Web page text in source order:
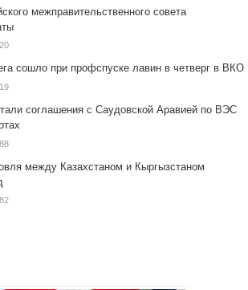
межправительственного совета
сошло при профспуске лавин в четверг в ВКО
соглашения с Саудовской Аравией по ВЭС
между Казахстаном и Кыргызстаном